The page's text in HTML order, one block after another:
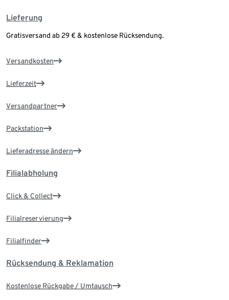
Lieferung
Gratisversand ab 29 € & kostenlose Rücksendung.
Versandkosten
Lieferzeit
Versandpartner
Packstation
Lieferadresse ändern
Filialabholung
Click & Collect
Filialreservierung
Filialfinder
Rücksendung & Reklamation
Kostenlose Rückgabe / Umtausch